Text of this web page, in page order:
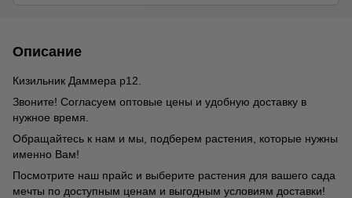
Описание
Кизильник Даммера р12.
Звоните! Согласуем оптовые цены и удобную доставку в
нужное время.
Обращайтесь к нам и мы, подберем растения, которые нужны
именно Вам!
Посмотрите наш прайс и выберите растения для вашего сада
мечты по доступным ценам и выгодным условиям доставки!